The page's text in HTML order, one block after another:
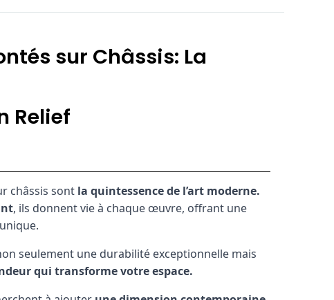
sur Châssis: La
Relief
châssis sont la quintessence de l’art moderne.
, ils donnent vie à chaque œuvre, offrant une
unique.
seulement une durabilité exceptionnelle mais
qui transforme votre espace.